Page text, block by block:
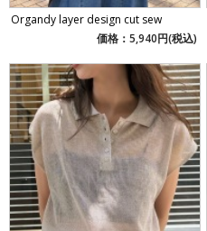
Organdy layer design cut sew
価格：5,940円(税込)